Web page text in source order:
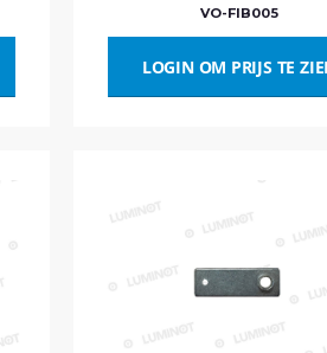
VO-FIB005
LOGIN OM PRIJS TE